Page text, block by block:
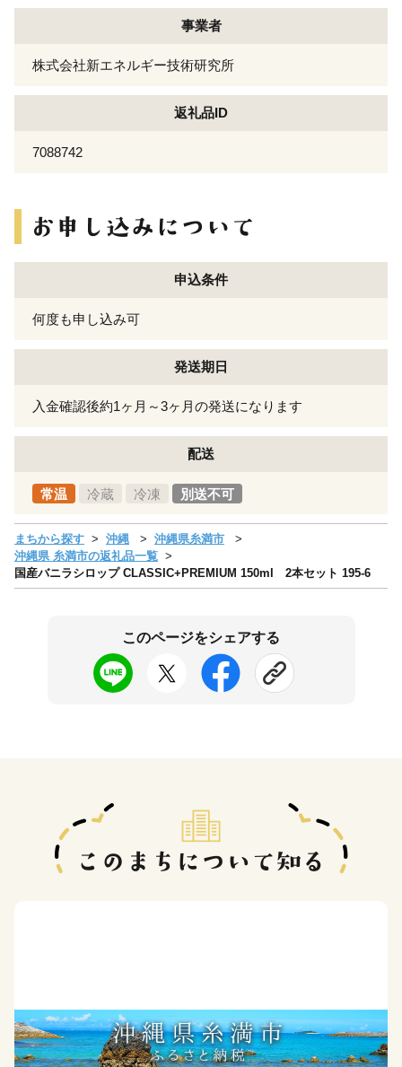
事業者
株式会社新エネルギー技術研究所
返礼品ID
7088742
申込条件
何度も申し込み可
発送期日
入金確認後約1ヶ月～3ヶ月の発送になります
配送
常温 冷蔵 冷凍 別送不可
まちから探す 沖縄
沖縄県糸満市
沖縄県 糸満市の返礼品一覧
国産バニラシロップ CLASSIC+PREMIUM 150ml 2本セット 195-6
このページをシェアする